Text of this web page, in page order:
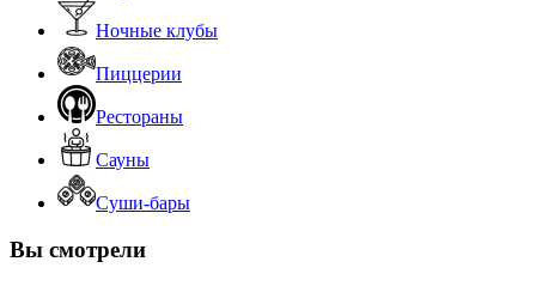
Ночные клубы
Пиццерии
Рестораны
Сауны
Суши-бары
Вы смотрели